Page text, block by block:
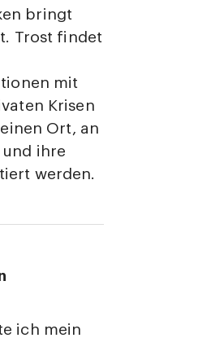
bringt
Trost findet
mit
Krisen
Ort, an
ihre
werden.
ich mein